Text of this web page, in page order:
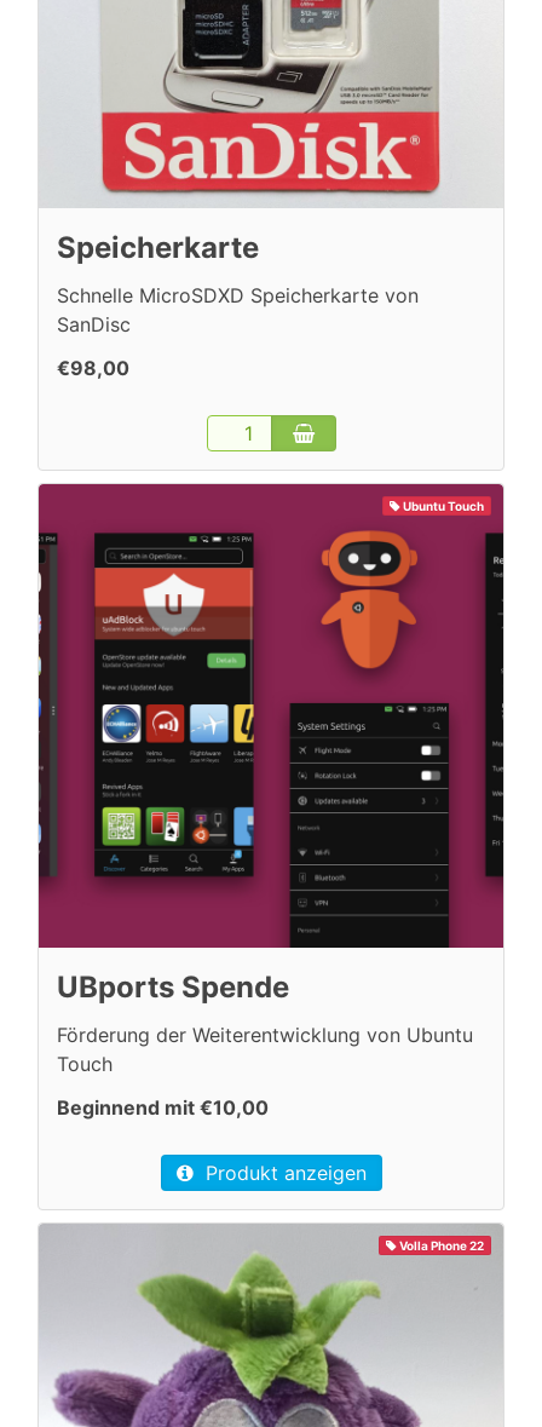
Speicherkarte
Schnelle MicroSDXD Speicherkarte von
SanDisc
€98,00
Ubuntu Touch
UBports Spende
Förderung der Weiterentwicklung von Ubuntu
Touch
Beginnend mit €10,00
Produkt anzeigen
Volla Phone 22